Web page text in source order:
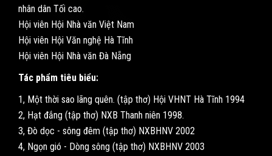
nhân dân Tối cao.
Hội viên Hội Nhà văn Việt Nam
Hội viên Hội Văn nghệ Hà Tĩnh
Hội viên Hội Nhà văn Đà Nẵng
Tác phẩm tiêu biểu:
1, Một thời sao lãng quên. (tập thơ) Hội VHNT Hà Tĩnh 1994
2, Hạt đắng (tập thơ) NXB Thanh niên 1998.
3, Đò dọc - sông đêm (tập thơ) NXBHNV 2002
4, Ngọn gió - Dòng sông (tập thơ) NXBHNV 2003